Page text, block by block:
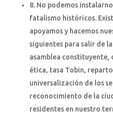
8. No podemos
fatalismo históricos.
apoyamos y hacemos
siguientes para salir de
asamblea constituyente,
ética, tasa Tobin,
universalización de los
reconocimiento de la
residentes en nuestro